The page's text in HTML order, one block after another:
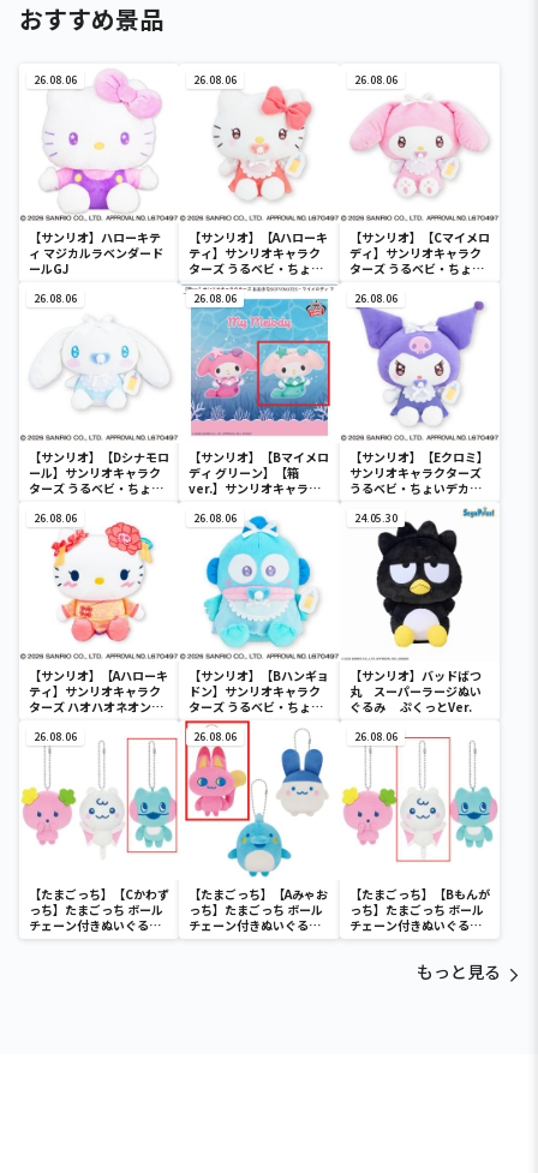
おすすめ景品
26.08.06
【サンリオ】ハローキテ
ィ マジカルラベンダード
ールGJ
26.08.06
【サンリオ】【Aハローキ
ティ】サンリオキャラク
ターズ うるベビ・ちょい
デカドール
26.08.06
【サンリオ】【Cマイメロ
ディ】サンリオキャラク
ターズ うるベビ・ちょい
26.08.06
【サンリオ】【Dシナモロ
ール】サンリオキャラク
ターズ うるベビ・ちょい
26.08.06
【サンリオ】【Bマイメロ
ディ グリーン】【箱
ver.】サンリオキャラク
SOFVIMATES～マイメロ
ディ マーメイドver. ～
26.08.06
【サンリオ】【Eクロミ】
サンリオキャラクターズ
うるベビ・ちょいデカド
26.08.06
【サンリオ】【Aハローキ
ティ】サンリオキャラク
ターズ ハオハオネオンタ
26.08.06
【サンリオ】【Bハンギョ
ドン】サンリオキャラク
ターズ うるベビ・ちょい
デカドール
24.05.30
【サンリオ】バッドばつ
丸 スーパーラージぬい
ぐるみ ぷくっとVer.
26.08.06
【たまごっち】【Cかわず
っち】たまごっち ボール
チェーン付きぬいぐるみ
～Tamagotchi
26.08.06
【たまごっち】【Aみゃお
っち】たまごっち ボール
チェーン付きぬいぐるみ
～Tamagotchi
26.08.06
【たまごっち】【Bもんが
っち】たまごっち ボール
チェーン付きぬいぐるみ
～Tamagotchi
もっと見る